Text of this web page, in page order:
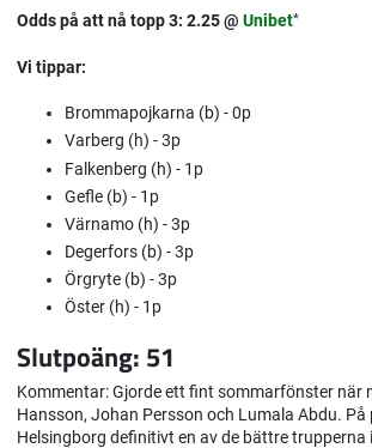
Odds på att nå topp 3: 2.25 @ Unibet*
Vi tippar:
Brommapojkarna (b) - 0p
Varberg (h) - 3p
Falkenberg (h) - 1p
Gefle (b) - 1p
Värnamo (h) - 3p
Degerfors (b) - 3p
Örgryte (b) - 3p
Öster (h) - 1p
Slutpoäng: 51
Kommentar: Gjorde ett fint sommarfönster när
Hansson, Johan Persson och Lumala Abdu.
Helsingborg definitivt en av de bättre trupperna